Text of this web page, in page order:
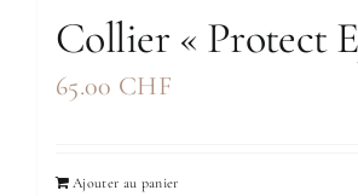
Collier « Protect
65.00 CHF
Ajouter au panier